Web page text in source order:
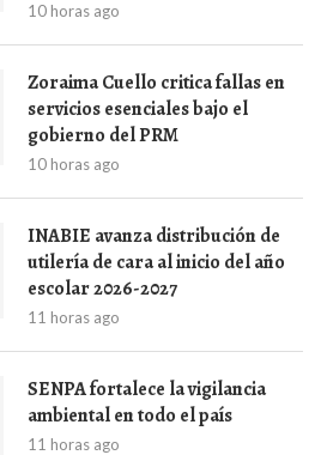
10 horas ago
Zoraima Cuello critica fallas en
servicios esenciales bajo el
gobierno del PRM
10 horas ago
INABIE avanza distribución de
utilería de cara al inicio del año
escolar 2026-2027
11 horas ago
SENPA fortalece la vigilancia
ambiental en todo el país
11 horas ago